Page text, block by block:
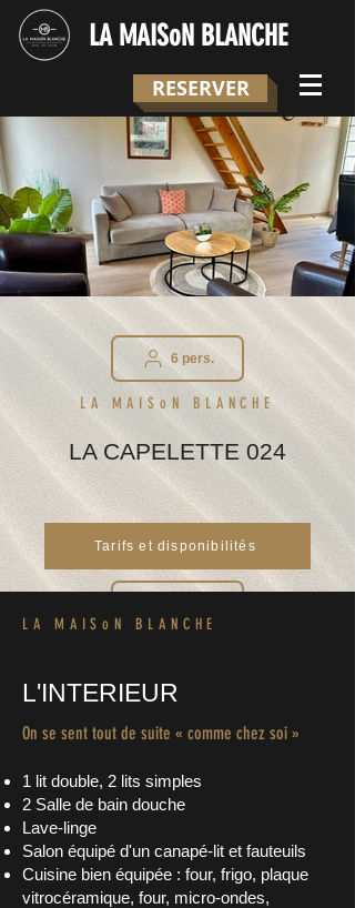
LA MAISoN BLANCHE
RESERVER
6 pers.
LA MAISoN BLANCHE
LA CAPELETTE 024
Tarifs et disponibilités
Terrasse & jardin
LA MAISoN BLANCHE
L'INTERIEUR
On se sent tout de suite « comme chez soi »
1 lit double, 2 lits simples
2 Salle de bain douche
Lave-linge
Salon équipé d'un canapé-lit et fauteuils
Cuisine bien équipée : four, frigo, plaque
vitrocéramique, four, micro-ondes,